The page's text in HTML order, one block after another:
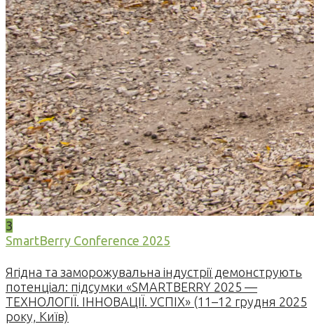
3
SmartBerry Conference 2025
Ягідна та заморожувальна індустрії демонструють
потенціал: підсумки «SMARTBERRY 2025 —
ТЕХНОЛОГІЇ. ІННОВАЦІЇ. УСПІХ» (11–12 грудня 2025
року, Київ)